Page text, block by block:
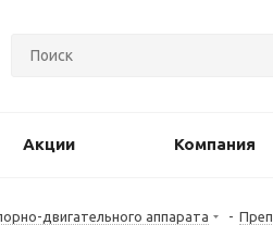
Акции Компания
двигательного аппарата -